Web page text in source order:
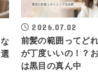
2026.07.02
前髪の範囲ってど
が丁度いいの！？
は黒目の真ん中